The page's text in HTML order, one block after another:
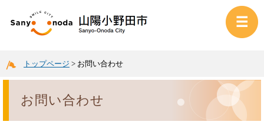
トップページ > お問い合わせ
お問い合わせ